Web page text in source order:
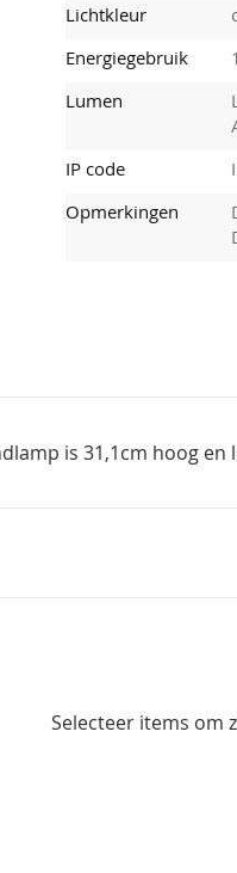
Lichtkleur
Energiegebruik
Lumen
IP code
Opmerkingen
is 31,1cm hoog en
Selecteer items om